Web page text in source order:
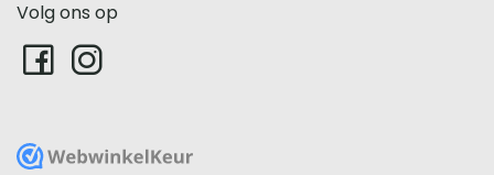
Volg ons op
WebwinkelKeur